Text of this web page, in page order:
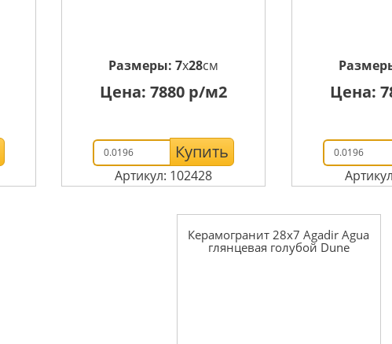
Размеры:7x28см
Цена:7880 р/м2
Купить
Артикул: 102428
Цена:
Керамогранит 28x7 Agadir Agua
глянцевая голубой Dune